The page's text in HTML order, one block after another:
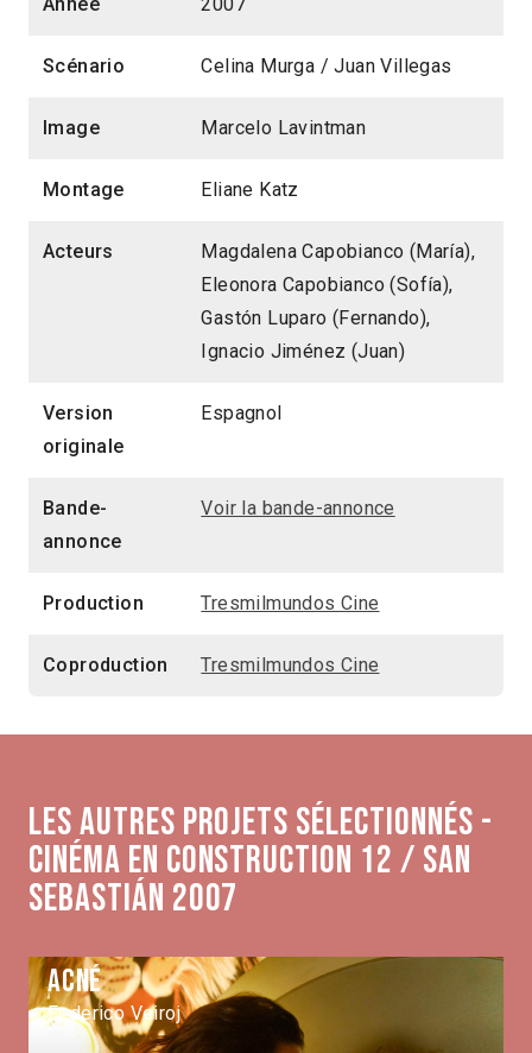
Année 2007
Scénario Celina Murga / Juan Villegas
Image Marcelo Lavintman
Montage Eliane Katz
Acteurs
Magdalena Capobianco (María),
Eleonora Capobianco (Sofía),
Gastón Luparo (Fernando),
Ignacio Jiménez (Juan)
Version
originale
Espagnol
Bande-
annonce
Voir la bande-annonce
Production Tresmilmundos Cine
Coproduction Tresmilmundos Cine
Les autres projets sélectionnés -
Cinéma en construction 12 / San
Sebastián 2007
Acné
Federico Veiroj